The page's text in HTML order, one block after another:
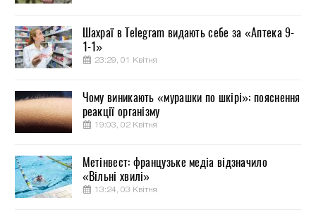
Шахраї в Telegram видають себе за «Аптека 9-
1-1»
23:29, 01 Квітня
Чому виникають «мурашки по шкірі»: пояснення
реакції організму
19:03, 02 Квітня
Метінвест: французьке медіа відзначило
«Вільні хвилі»
13:24, 03 Квітня